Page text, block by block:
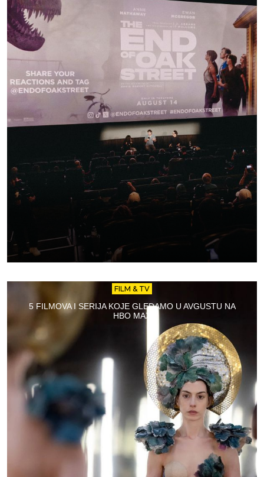
FILM & TV
5 FILMOVA I SERIJA KOJE GLEDAMO U AVGUSTU NA
HBO MAX